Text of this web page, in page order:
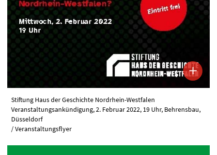
Stiftung Haus der Geschichte Nordrhein-Westfalen
Veranstaltungsankündigung, 2. Februar 2022, 19 Uhr, Behrensbau,
Düsseldorf
/ Veranstaltungsflyer